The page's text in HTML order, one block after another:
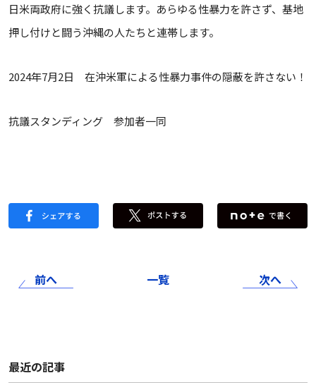
日米両政府に強く抗議します。あらゆる性暴力を許さず、基地
押し付けと闘う沖縄の人たちと連帯します。
2024年7月2日 在沖米軍による性暴力事件の隠蔽を許さない！
抗議スタンディング 参加者一同
前へ 一覧 次へ
最近の記事